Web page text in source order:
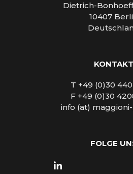
Dietrich-
10407
KONTAKT
T +49 (0)30
F +49 (0)30
info (at)
FOLGE